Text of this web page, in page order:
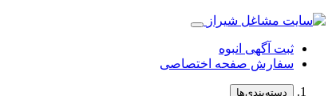
ثبت آگهی انبوه
سفارش صفحه اختصاصی
دسته‌بندی‌ها